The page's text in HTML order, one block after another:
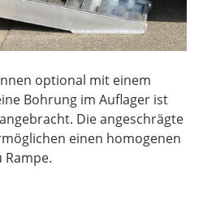
optional mit einem
Bohrung im Auflager ist
Die angeschrägte
einen homogenen
Rampe.